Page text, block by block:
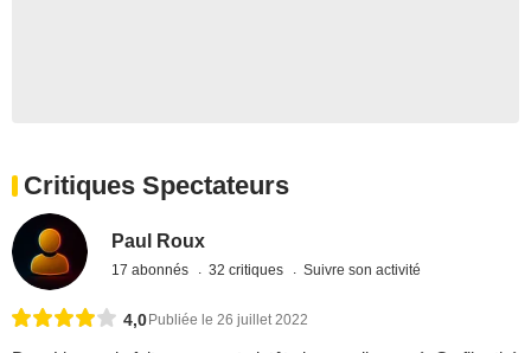
Critiques Spectateurs
Paul Roux
17 abonnés 32 critiques Suivre son activité
4,0Publiée le 26 juillet 2022